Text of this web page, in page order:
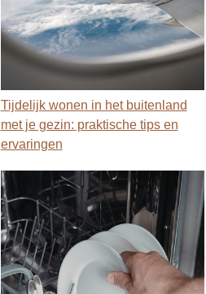
Tijdelijk wonen in het buitenland
met je gezin: praktische tips en
ervaringen